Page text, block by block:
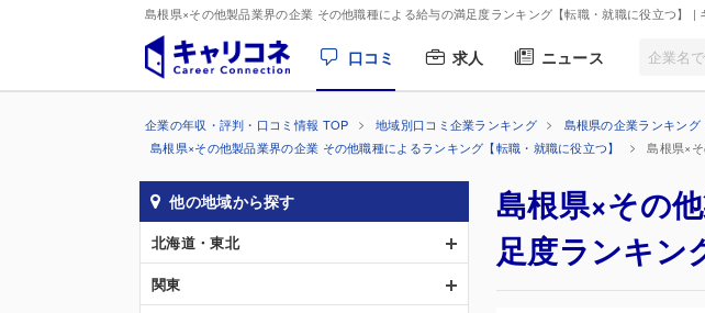
島根県×その他製品業界の企業 その他職種による給与の満足度ランキング【転職・就職に役立つ】 |
口コミ 求人 ニュース
企業の年収・評判・口コミ情報 TOP 地域別口コミ企業ランキング 島根県の企業ランキング
島根県×その他製品業界の企業 その他職種によるランキング【転職・就職に役立つ】
島根県×
島根県×その
足度ランキン
他の地域から探す
北海道・東北
関東